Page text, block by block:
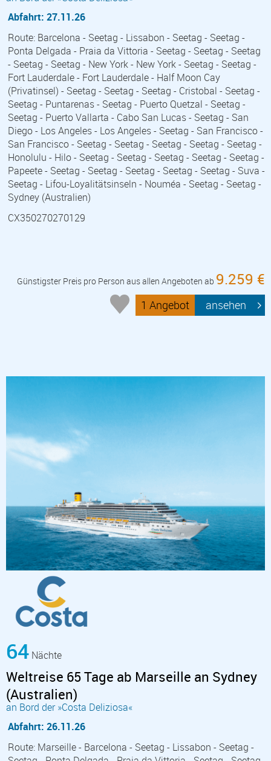
Abfahrt: 27.11.26
Route: Barcelona - Seetag - Lissabon - Seetag - Seetag -
Ponta Delgada - Praia da Vittoria - Seetag - Seetag - Seetag
- Seetag - Seetag - New York - New York - Seetag - Seetag -
Fort Lauderdale - Fort Lauderdale - Half Moon Cay
(Privatinsel) - Seetag - Seetag - Seetag - Cristobal - Seetag -
Seetag - Puntarenas - Seetag - Puerto Quetzal - Seetag -
Seetag - Puerto Vallarta - Cabo San Lucas - Seetag - San
Diego - Los Angeles - Los Angeles - Seetag - San Francisco -
San Francisco - Seetag - Seetag - Seetag - Seetag - Seetag -
Honolulu - Hilo - Seetag - Seetag - Seetag - Seetag - Seetag -
Papeete - Seetag - Seetag - Seetag - Seetag - Seetag - Suva -
Seetag - Lifou-Loyalitätsinseln - Nouméa - Seetag - Seetag -
Sydney (Australien)
CX350270270129
Günstigster Preis pro Person aus allen Angeboten ab 9.259 €
1 Angebot ansehen
64 Nächte
Weltreise 65 Tage ab Marseille an Sydney
(Australien)
an Bord der »Costa Deliziosa«
Abfahrt: 26.11.26
Route: Marseille - Barcelona - Seetag - Lissabon - Seetag -